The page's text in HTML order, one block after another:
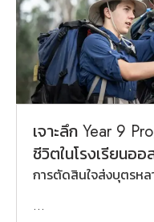
เจาะลึก Year 9
ชีวิตในโรงเรียนออ
การตัดสินใจส่งบุตรห
...